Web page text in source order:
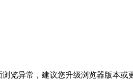
览异常，建议您升级浏览器版本或